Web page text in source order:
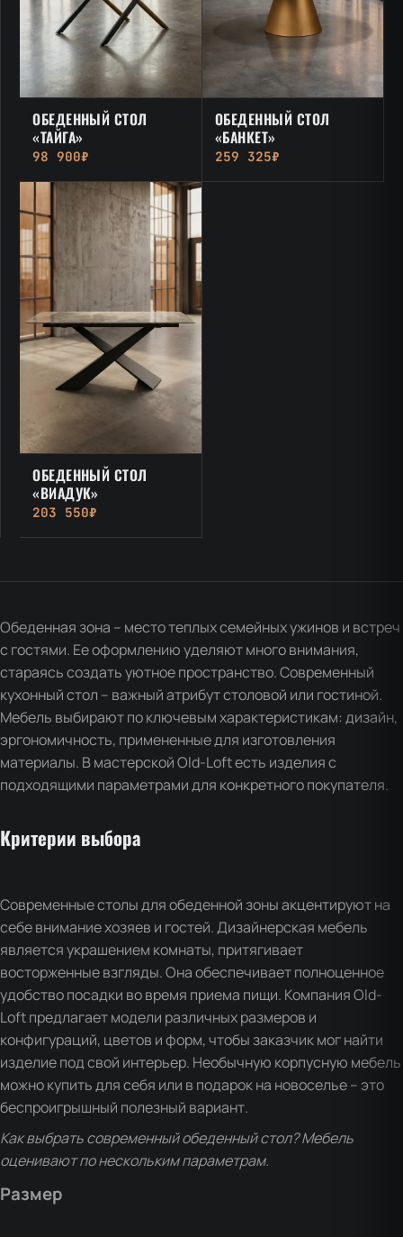
ОБЕДЕННЫЙ СТОЛ
«ТАЙГА»
98 900₽
ОБЕДЕННЫЙ СТОЛ
«БАНКЕТ»
259 325₽
ОБЕДЕННЫЙ СТОЛ
«ВИАДУК»
203 550₽
Обеденная зона – место теплых семейных ужинов и встреч
с гостями. Ее оформлению уделяют много внимания,
стараясь создать уютное пространство. Современный
кухонный стол – важный атрибут столовой или гостиной.
Мебель выбирают по ключевым характеристикам: дизайн,
эргономичность, примененные для изготовления
материалы. В мастерской Old-Loft есть изделия с
подходящими параметрами для конкретного покупателя.
Критерии выбора
Современные столы для обеденной зоны акцентируют на
себе внимание хозяев и гостей. Дизайнерская мебель
является украшением комнаты, притягивает
восторженные взгляды. Она обеспечивает полноценное
удобство посадки во время приема пищи. Компания Old-
Loft предлагает модели различных размеров и
конфигураций, цветов и форм, чтобы заказчик мог найти
изделие под свой интерьер. Необычную корпусную мебель
можно купить для себя или в подарок на новоселье – это
беспроигрышный полезный вариант.
Как выбрать современный обеденный стол? Мебель
оценивают по нескольким параметрам.
Размер